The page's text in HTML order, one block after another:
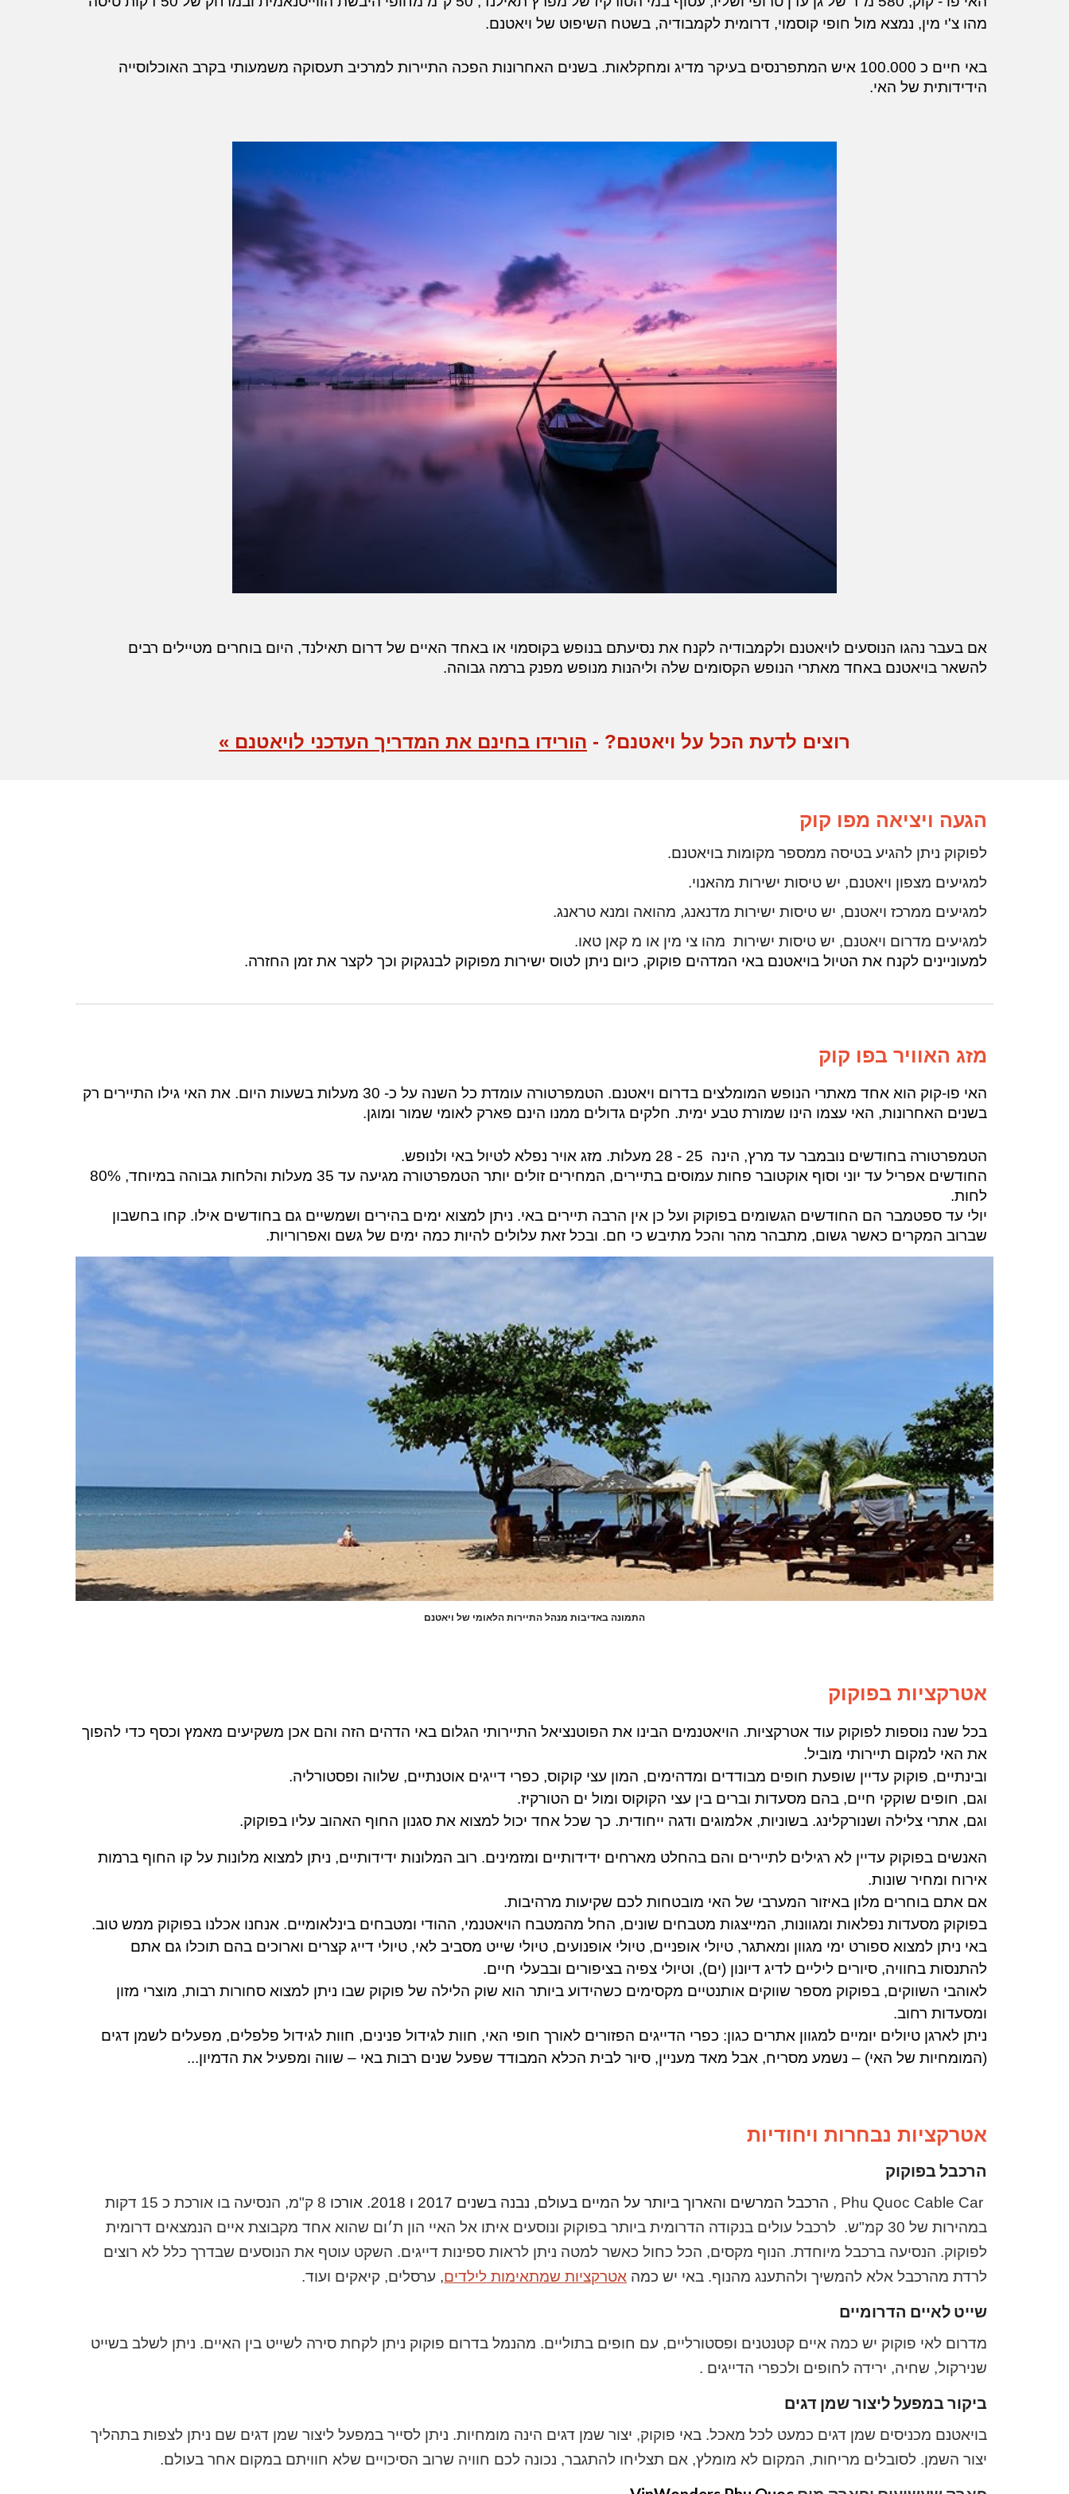
מהו צ'י מין, נמצא מול חופי קוסמוי, דרומית לקמבודיה, בשטח השיפוט של ויאטנם.
באי חיים כ 100.000 איש המתפרנסים בעיקר מדיג ומחקלאות. בשנים האחרונות הפכה התיירות למרכיב תעסוקה משמעותי בקרב האוכלוסייה
הידידותית של האי.
אם בעבר נהגו הנוסעים לויאטנם ולקמבודיה לקנח את נסיעתם בנופש בקוסמוי או באחד האיים של דרום תאילנד, היום בוחרים מטיילים רבים
להשאר בויאטנם באחד מאתרי הנופש הקסומים שלה וליהנות מנופש מפנק ברמה גבוהה.
רוצים לדעת הכל על ויאטנם? - הורידו בחינם את המדריך העדכני לויאטנם »
הגעה ויציאה מפו קוק
לפוקוק ניתן להגיע בטיסה ממספר מקומות בויאטנם.
למגיעים מצפון ויאטנם, יש טיסות ישירות מהאנוי.
למגיעים ממרכז ויאטנם, יש טיסות ישירות מדנאנג, מהואה ומנא טראנג.
למגיעים מדרום ויאטנם, יש טיסות ישירות מהו צי מין או מ קאן טאו.
למעוניינים לקנח את הטיול בויאטנם באי המדהים פוקוק, כיום ניתן לטוס ישירות מפוקוק לבנגקוק וכך לקצר את זמן החזרה.
מזג האוויר בפו קוק
האי פו-קוק הוא אחד מאתרי הנופש המומלצים בדרום ויאטנם. הטמפרטורה עומדת כל השנה על כ- 30 מעלות בשעות היום. את האי גילו התיירים רק
בשנים האחרונות, האי עצמו הינו שמורת טבע ימית. חלקים גדולים ממנו הינם פארק לאומי שמור ומוגן.
הטמפרטורה בחודשים נובמבר עד מרץ, הינה 25 - 28 מעלות . מזג אויר נפלא לטיול באי ולנופש.
החודשים
אפריל עד יוני וסוף אוקטובר פחות עמוסים בתיירים, המחירים זולים יותר הטמפרטורה מגיעה עד 35 מעלות והלחות גבוהה במיוחד, 80%
לחות.
יולי עד ספטמבר הם החודשים הגשומים בפוקוק ועל כן אין הרבה תיירים באי. ניתן למצוא ימים בהירים ושמשיים גם בחודשים אילו. קחו בחשבון
שברוב המקרים כאשר גשום, מתבהר מהר והכל מתיבש כי חם. ובכל זאת עלולים להיות כמה ימים של גשם ואפרוריות.
התמונה באדיבות מנהל התיירות הלאומי של ויאטנם
אטרקציות בפוקוק
בכל שנה נוספות לפוקוק עוד אטרקציות. הויאטנמים הבינו את הפוטנציאל התיירותי הגלום באי הדהים הזה והם אכן משקיעים מאמץ וכסף כדי להפוך
את האי למקום תיירותי מוביל.
ובינתיים, פוקוק עדיין שופעת חופים מבודדים ומדהימים, המון עצי קוקוס, כפרי דייגים אוטנתיים, שלווה ופסטורליה.
וגם, חופים שוקקי חיים, בהם מסעדות וברים בין עצי הקוקוס ומול ים הטורקיז.
וגם, אתרי צלילה ושנורקלינג. בשוניות, אלמוגים ודגה ייחודית. כך שכל אחד יכול למצוא את סגנון החוף האהוב עליו בפוקוק.
האנשים בפוקוק עדיין לא רגילים לתיירים והם בהחלט מארחים ידידותיים ומזמינים. רוב המלונות ידידותיים, ניתן למצוא מלונותעל קו החוף ברמות
אירוח ומחיר שונות.
אם אתם בוחרים מלון באיזור המערבי של האי מובטחות לכם שקיעות מרהיבות.
בפוקוק מסעדות נפלאות ומגוונות, המייצגות מטבחים שונים, החל מהמטבח הויאטנמי, ההודי ומטבחים בינלאומיים. אנחנו אכלנו בפוקוק ממש טוב.
באי ניתן למצוא ספורט ימי מגוון ומאתגר, טיולי אופניים, טיולי אופנועים, טיולי שייט מסביב לאי, טיולי דייג קצרים וארוכים בהם תוכלו גם אתם
להתנסות בחוויה, סיורים ליליים לדיג דיונון (ים), וטיולי צפיה בציפורים ובבעלי חיים.
לאוהבי השווקים, בפוקוק מספר שווקים אותנטיים מקסימים כשהידוע ביותר הוא שוק הלילה של פוקוק שבו ניתן למצוא סחורות רבות, מוצרי מזון
ומסעדות רחוב.
ניתן לארגן טיולים יומיים למגוון אתרים כגון: כפרי הדייגים הפזורים לאורך חופי האי, חוות לגידול פנינים, חוות לגידול פלפלים, מפעלים לשמן דגים
(המומחיות של האי) – נשמע מסריח, אבל מאד מעניין, סיור לבית הכלא המבודד שפעל שנים רבות באי – שווה ומפעיל את הדמיון...
אטרקציות נבחרות ויחודיות
הרכבל בפוקוק
Phu Quoc Cable Car , הרכבל המרשים והארוך ביותר על המיים בעולם, נבנה בשנים 2017 ו 2018. אורכו
8 ק"מ, הנסיעה בו אורכת כ 15 דקות
במהירות של 30 קמ"ש. לרכבל עולים בנקודה הדרומית ביותר בפוקוק ונוסעים איתו אל האיי הון ת׳ום שהוא אחד מקבוצת איים הנמצאים דרומית
לפוקוק. הנסיעה ברכבל מיוחדת. הנוף מקסים, הכל כחול כאשר למטה ניתן לראות ספינות דייגים. השקט עוטף את הנוסעים שבדרך כלל לא רוצים
לרדת מהרכבל אלא להמשיך ולהתענג מהנוף. באי יש כמה אטרקציות שמתאימות לילדים, ערסלים, קיאקים ועוד.
שייט לאיים הדרומיים
מדרום לאי פוקוק יש כמה איים קטנטנים ופסטורליים, עם חופים בתוליים. מהנמל בדרום פוקוק ניתן לקחת סירה לשייט בין האיים. ניתן לשלב בשייט
שנירקול, שחיה, ירידה לחופים ולכפרי הדייגים .
ביקור במפעל ליצור שמן דגים
בויאטנם מכניסים שמן דגים כמעט לכל מאכל. באי פוקוק, יצור שמן דגים הינה מומחיות. ניתן לסייר במפעל ליצור שמן דגים שם ניתן לצפות בתהליך
יצור השמן. לסובלים מריחות, המקום לא מומלץ, אם תצליחו להתגבר, נכונה לכם חוויה שרוב הסיכויים שלא חוויתם במקום אחר בעולם.